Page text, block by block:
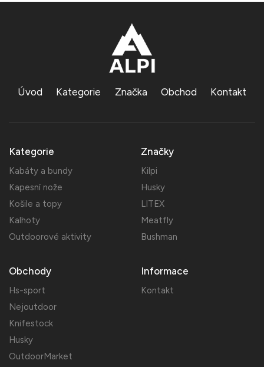
Úvod Kategorie Značka Obchod Kontakt
Kategorie
Kabáty a bundy
Kapesní nože
Košile a topy
Kalhoty
Outdoorové aktivity
Značky
Kilpi
Husky
LITEX
Meatfly
Bushman
Obchody
Hs-sport
Nejoutdoor
Knifestock
Husky
OutdoorMarket
Informace
Kontakt